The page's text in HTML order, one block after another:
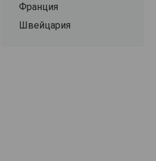
Франция
Швейцария